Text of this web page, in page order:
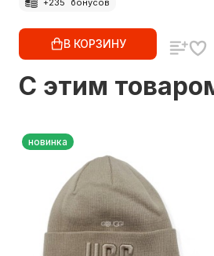
+235 бонусов
В КОРЗИНУ
C этим
новинка